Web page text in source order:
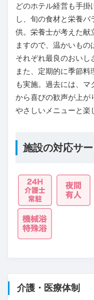
どのホテル経営も手
し、旬の食材と栄養
供。栄養士が考えた献
ますので、温かいもの
それぞれ最良のおいし
また、定期的に季節
も実施。過去には、
から喜びの歓声が上が
やさしいメニューと楽
施設の対応サ
介護・医療体制